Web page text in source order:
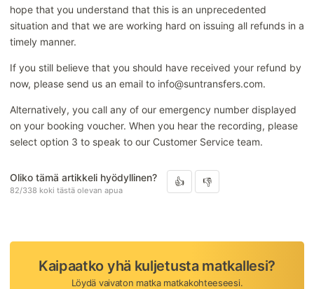
hope that you understand that this is an unprecedented
situation and that we are working hard on issuing all refunds in a
timely manner.
If you still believe that you should have received your refund by
now, please send us an email to info@suntransfers.com.
Alternatively, you call any of our emergency number displayed
on your booking voucher. When you hear the recording, please
select option 3 to speak to our Customer Service team.
Oliko tämä artikkeli hyödyllinen?
82/338 koki tästä olevan apua
Kaipaatko yhä kuljetusta matkallesi?
Löydä vaivaton matka matkakohteeseesi.